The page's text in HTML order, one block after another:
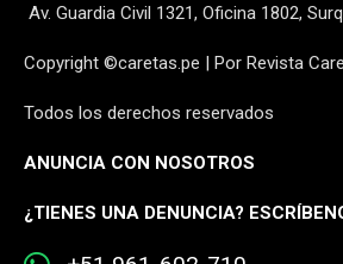
Av. Guardia Civil 1321, Oficina 1802,
Copyright ©caretas.pe | Por Revista
Todos los derechos reservados
ANUNCIA CON NOSOTROS
¿TIENES UNA DENUNCIA?